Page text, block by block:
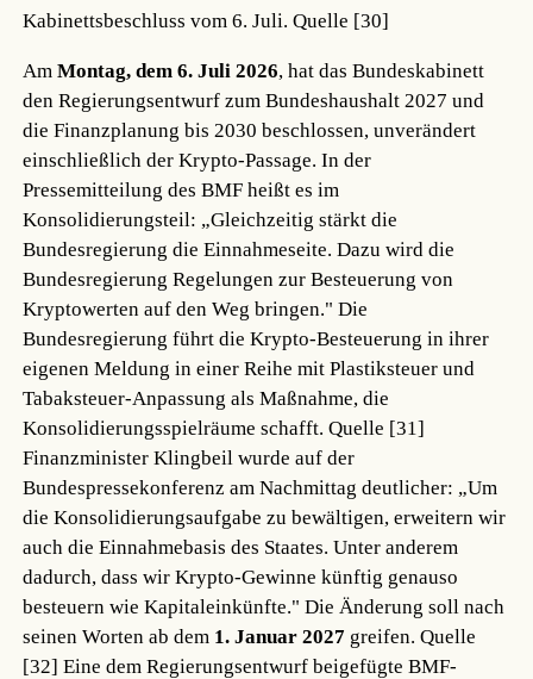
Kabinettsbeschluss vom 6. Juli.Quelle [30]
AmMontag, dem 6. Juli 2026, hat das Bundeskabinett
den Regierungsentwurf zum Bundeshaushalt 2027 und
die Finanzplanung bis 2030 beschlossen, unverändert
einschließlich der Krypto-Passage. In der
Pressemitteilung des BMF heißt es im
Konsolidierungsteil: „Gleichzeitig stärkt die
Bundesregierung die Einnahmeseite. Dazu wird die
Bundesregierung Regelungen zur Besteuerung von
Kryptowerten auf den Weg bringen." Die
Bundesregierung führt die Krypto-Besteuerung in ihrer
eigenen Meldung in einer Reihe mit Plastiksteuer und
Tabaksteuer-Anpassung als Maßnahme, die
Konsolidierungsspielräume schafft.Quelle [31]
Finanzminister Klingbeil wurde auf der
Bundespressekonferenz am Nachmittag deutlicher: „Um
die Konsolidierungsaufgabe zu bewältigen, erweitern wir
auch die Einnahmebasis des Staates. Unter anderem
dadurch, dass wir Krypto-Gewinne künftig genauso
besteuern wie Kapitaleinkünfte." Die Änderung soll nach
seinen Worten ab dem 1. Januar 2027 greifen.Quelle
[32] Eine dem Regierungsentwurf beigefügte BMF-